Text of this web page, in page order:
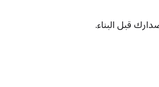
قبل البناء.